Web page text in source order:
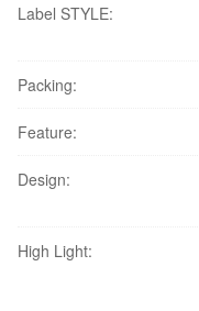
Label STYLE:
Packing:
Feature:
Design:
High Light: